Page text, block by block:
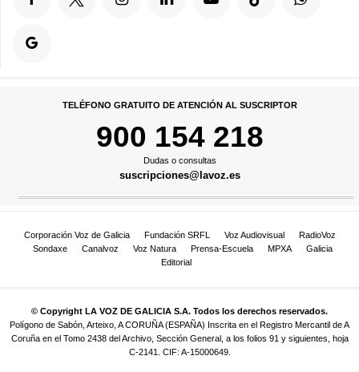
TELÉFONO GRATUITO DE ATENCIÓN AL SUSCRIPTOR
900 154 218
Dudas o consultas
suscripciones@lavoz.es
Corporación Voz de Galicia Fundación SRFL Voz Audiovisual
RadioVoz
Sondaxe
Canalvoz Voz Natura Prensa-Escuela MPXA
Galicia
Editorial
© Copyright LA VOZ DE GALICIA S.A. Todos los derechos reservados.
Polígono de Sabón, Arteixo, A CORUÑA (ESPAÑA) Inscrita en el Registro Mercantil de A
Coruña en el Tomo 2438 del Archivo, Sección General, a los folios 91 y siguientes, hoja
C-2141. CIF: A-15000649.